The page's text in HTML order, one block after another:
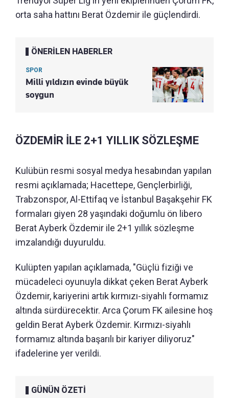
orta saha hattını Berat Özdemir ile güçlendirdi.
ÖNERİLEN HABERLER
SPOR
Milli yıldızın evinde büyük
soygun
ÖZDEMİR İLE 2+1 YILLIK SÖZLEŞME
Kulübün resmi sosyal medya hesabından yapılan
resmi açıklamada; Hacettepe, Gençlerbirliği,
Trabzonspor, Al-Ettifaq ve İstanbul Başakşehir FK
formaları giyen 28 yaşındaki doğumlu ön libero
Berat Ayberk Özdemir ile 2+1 yıllık sözleşme
imzalandığı duyuruldu.
Kulüpten yapılan açıklamada, "Güçlü fiziği ve
mücadeleci oyunuyla dikkat çeken Berat Ayberk
Özdemir, kariyerini artık kırmızı-siyahlı formamız
altında sürdürecektir. Arca Çorum FK ailesine hoş
geldin Berat Ayberk Özdemir. Kırmızı-siyahlı
formamız altında başarılı bir kariyer diliyoruz"
ifadelerine yer verildi.
GÜNÜN ÖZETİ